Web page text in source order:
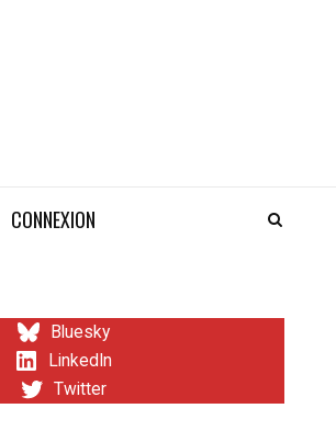
CONNEXION
Bluesky
LinkedIn
Twitter